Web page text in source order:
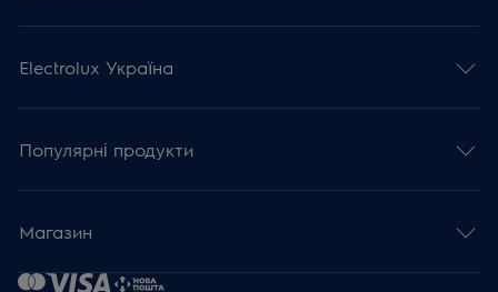
Electrolux Україна
Популярні продукти
Магазин